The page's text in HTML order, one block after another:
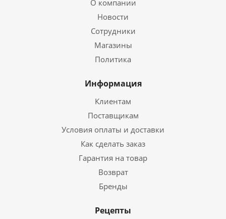
О компании
Новости
Сотрудники
Магазины
Политика
Информация
Клиентам
Поставщикам
Условия оплаты и доставки
Как сделать заказ
Гарантия на товар
Возврат
Бренды
Рецепты